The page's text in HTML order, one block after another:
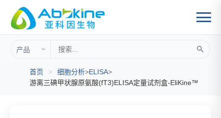
首页 > 细胞分析>ELISA>
游离三碘甲状腺原氨酸(fT3)ELISA定量试剂盒-EliKine™